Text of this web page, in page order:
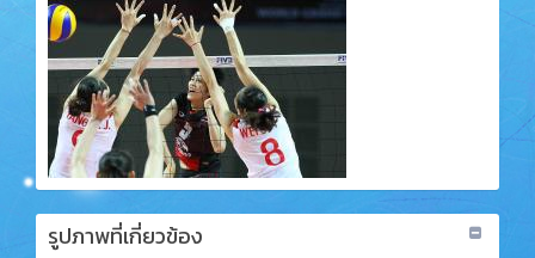
รูปภาพที่เกี่ยวข้อง